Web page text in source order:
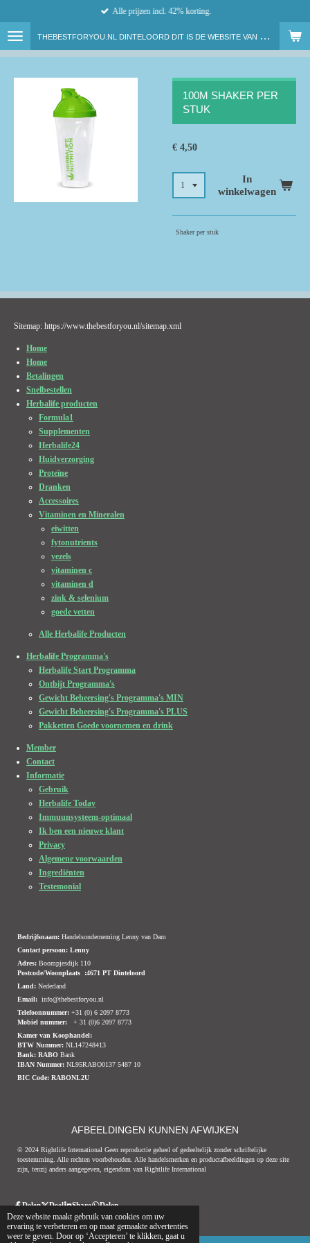
Deze website maakt gebruik van cookies om uw
ervaring te verbeteren en op maat gemaakte advertenties
weer te geven. Door op ‘Accepteren’ te klikken, gaat u
naar
de
THEBESTFORYOU.NL DINTELOORD DIT IS DE WEBSITE VAN ONAFHANKELIJK HERBALIFE NUTRITION MEMBER LENNY VAN DAM
Alle prijzen incl. 42% korting.
100M SHAKER PER
STUK
€ 4,50
In
winkelwagen
Shaker per stuk
Sitemap: https://www.thebestforyou.nl/sitemap.xml
Home
Home
Betalingen
Snelbestellen
Herbalife producten
Formula1
Supplementen
Herbalife24
Huidverzorging
Proteïne
Dranken
Accessoires
Vitaminen en Mineralen
eiwitten
fytonutrients
vezels
vitaminen c
vitaminen d
zink & selenium
goede vetten
Alle Herbalife Producten
Herbalife Programma's
Herbalife Start Programma
Ontbijt Programma's
Gewicht Beheersing's Programma's MIN
Gewicht Beheersing's Programma's PLUS
Pakketten Goede voornemen en drink
Member
Contact
Informatie
Gebruik
Herbalife Today
Immuunsysteem-optimaal
Ik ben een nieuwe klant
Privacy
Algemene voorwaarden
Ingrediënten
Testemonial
Bedrijfsnaam: Handelsonderneming Lenny van Dam
Contact persoon: Lenny
Adres: Boompjesdijk 110
Postcode/Woonplaats :4671 PT Dinteloord
Land: Nederland
Email: info@thebestforyou.nl
Telefoonnummer: +31 (0) 6 2097 8773
Mobiel nummer:
+ 31 (0)6 2097 8773
Kamer van Koophandel:
BTW Nummer: NL147248413
Bank: RABO Bank
IBAN Nummer:NL95RABO0137 5487 10
BIC Code: RABONL2U
AFBEELDINGEN KUNNEN AFWIJKEN
© 2024 Rightlife International Geen reproductie geheel of gedeeltelijk zonder schriftelijke
toestemming. Alle rechten voorbehouden. Alle handelsmerken en productafbeeldingen op deze site
zijn, tenzij anders aangegeven, eigendom van Rightlife International
Delen Deel Share Delen
© 2020 - 2026 Thebestforyou.nl Dinteloord
Powered byJouwWeb